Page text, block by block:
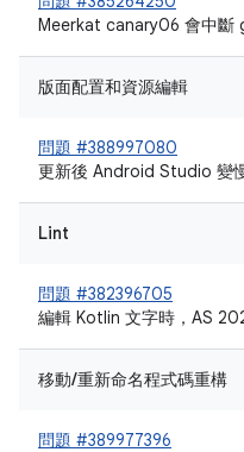
Meerkat canary06 會中
版面配置和資源編輯
問題 #388997080
更新後 Android Studio 變
Lint
問題 #382396705
編輯 Kotlin 文字時，AS
移動/重新命名程式碼重構
問題 #389977396